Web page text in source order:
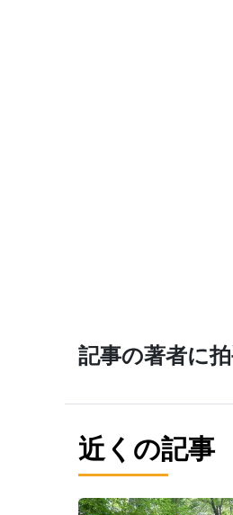
記事の著者に
近くの記事